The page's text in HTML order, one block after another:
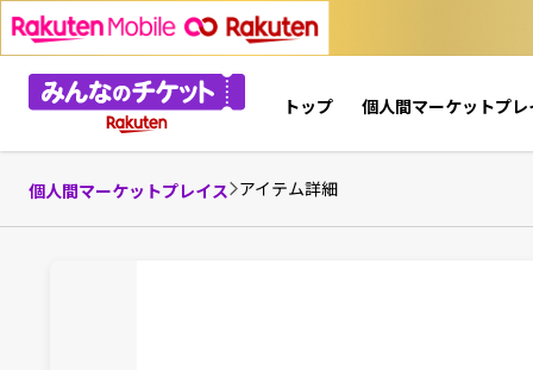
トップ 個人間マーケットプレ
個人間マーケットプレイス アイテム詳細